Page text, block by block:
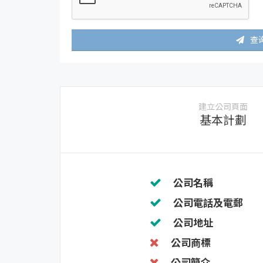
查
建立公司頁面
基本計劃
公司名稱
公司電話及電郵
公司地址
公司商標